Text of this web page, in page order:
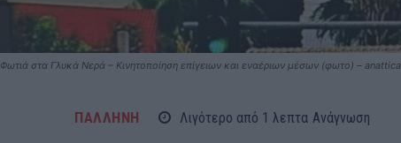
Φωτιά στα Γλυκά Νερά – Κινητοποίηση επίγειων και εναέριων μέσων (φωτο) – anattica
ΠΑΛΛΗΝΗ Λιγότερο από 1 λεπτα Ανάγνωση